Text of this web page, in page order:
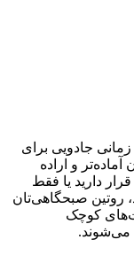
جادویی برای
و اراده
دارید یا فقط
روتین صبحگاهی‌تان
کوچک
می‌شوند.